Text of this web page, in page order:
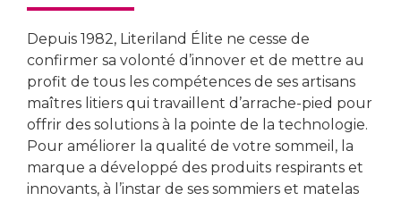
Depuis 1982, Literiland Élite ne cesse de
confirmer sa volonté d’innover et de mettre au
profit de tous les compétences de ses artisans
maîtres litiers qui travaillent d’arrache-pied pour
offrir des solutions à la pointe de la technologie.
Pour améliorer la qualité de votre sommeil, la
marque a développé des produits respirants et
innovants, à l’instar de ses sommiers et matelas